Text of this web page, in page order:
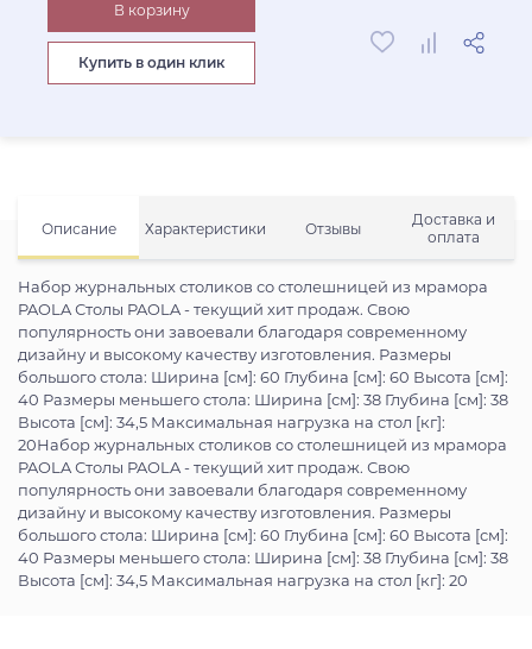
Описание Характеристики Отзывы
Доставка и
оплата
Набор журнальных столиков со столешницей из мрамора
PAOLA Столы PAOLA - текущий хит продаж. Свою
популярность они завоевали благодаря современному
дизайну и высокому качеству изготовления. Размеры
большого стола: Ширина [см]: 60 Глубина [см]: 60 Высота [см]:
40 Размеры меньшего стола: Ширина [см]: 38 Глубина [см]: 38
Высота [см]: 34,5 Максимальная нагрузка на стол [кг]:
20Набор журнальных столиков со столешницей из мрамора
PAOLA Столы PAOLA - текущий хит продаж. Свою
популярность они завоевали благодаря современному
дизайну и высокому качеству изготовления. Размеры
большого стола: Ширина [см]: 60 Глубина [см]: 60 Высота [см]:
40 Размеры меньшего стола: Ширина [см]: 38 Глубина [см]: 38
Высота [см]: 34,5 Максимальная нагрузка на стол [кг]: 20
В корзину
Купить в один клик